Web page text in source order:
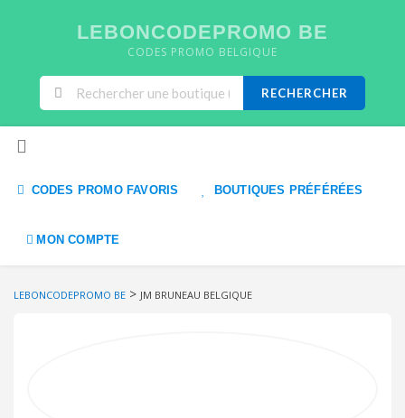
LEBONCODEPROMO BE
CODES PROMO BELGIQUE
RECHERCHER
CODES PROMO FAVORIS BOUTIQUES PRÉFÉRÉES
MON COMPTE
LEBONCODEPROMO BE > JM BRUNEAU BELGIQUE